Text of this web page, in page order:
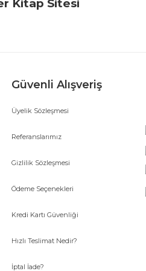
Kitap Sitesi
Güvenli Alışveriş
Üyelik Sözleşmesi
Referanslarımız
Gizlilik Sözleşmesi
Ödeme Seçenekleri
Kredi Kartı Güvenliği
Hızlı Teslimat Nedir?
İptal İade?